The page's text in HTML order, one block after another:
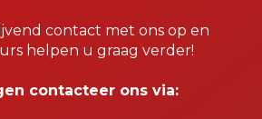
contact met ons op en
helpen u graag verder!
contacteer ons via: